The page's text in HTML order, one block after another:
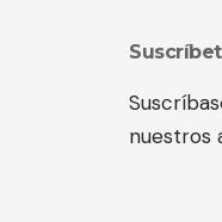
nuestros